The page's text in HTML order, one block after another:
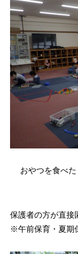
おやつを食べ
保護者の方が直接
※午前保育・夏期